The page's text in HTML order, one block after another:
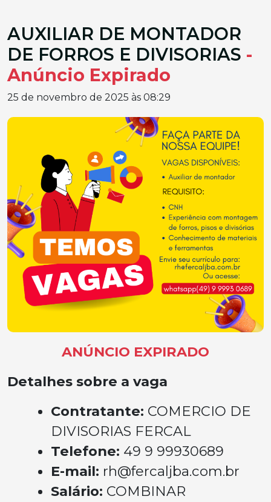
AUXILIAR DE MONTADOR
DE FORROS E DIVISORIAS -
Anúncio Expirado
25 de novembro de 2025 às 08:29
ANÚNCIO EXPIRADO
Detalhes sobre a vaga
Contratante: COMERCIO DE
DIVISORIAS FERCAL
Telefone: 49 9 99930689
E-mail: rh@fercaljba.com.br
Salário: COMBINAR